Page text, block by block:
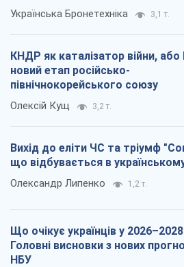
Українська Бронетехніка 3,1 т.
КНДР як каталізатор війни, або
новий етап російсько-
північнокорейського союзу
Олексій Кущ 3,2 т.
Вихід до еліти ЧС та тріумф
що відбувається в
Олександр Липенко 1,2 т.
Що очікує українців у
Головні висновки з нових
НБУ